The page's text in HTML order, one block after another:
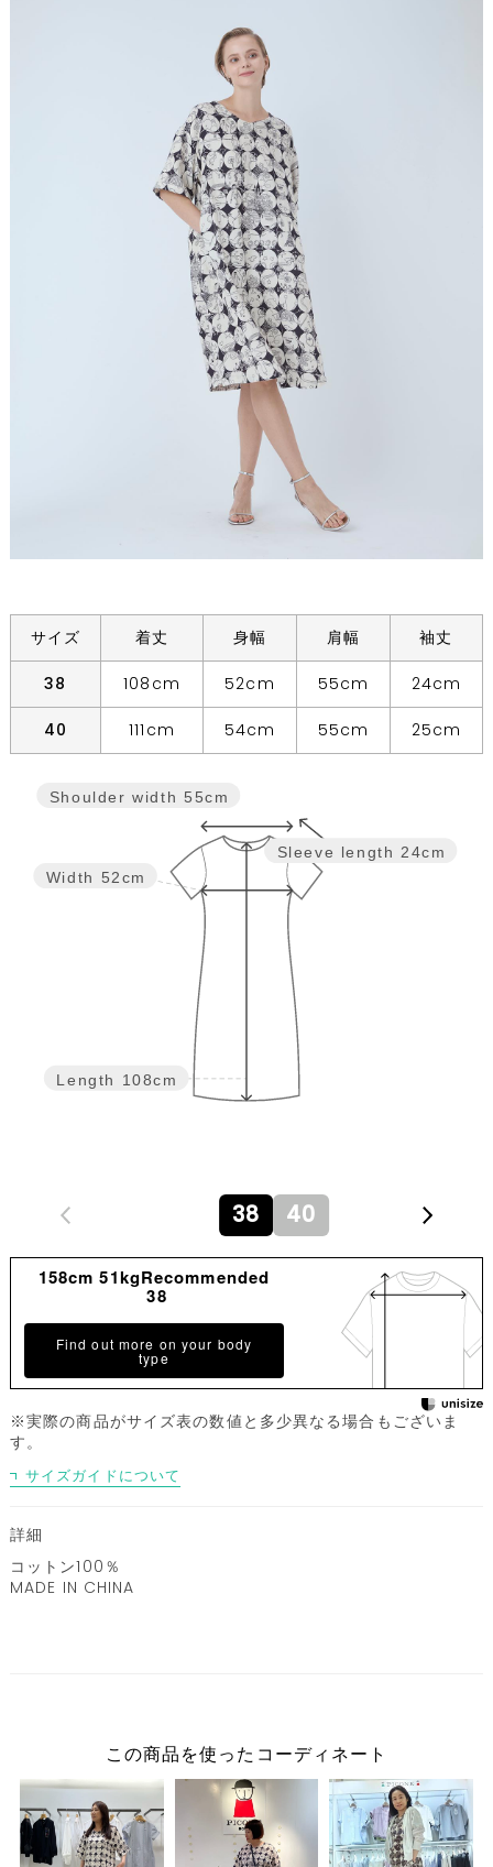
サイズ 着丈 身幅 肩幅 袖丈
38 108cm 52cm 55cm 24cm
40 111cm 54cm 55cm 25cm
Sleeve length 24cm
Length 108cm
Width 52cm
Shoulder width 55cm
38 40
158cm 51kgRecommended
38
Find out more on your body
type
※実際の商品がサイズ表の数値と多少異なる場合もございま
す。
サイズガイドについて
詳細
コットン100％
MADE IN CHINA
この商品を使ったコーディネート